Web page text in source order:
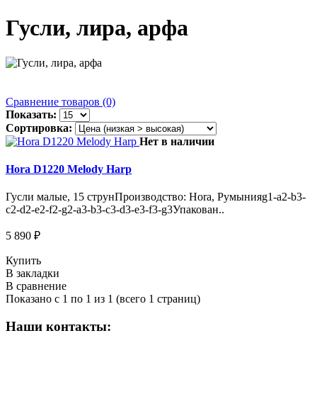
Гусли, лира, арфа
Сравнение товаров (0)
Показать:
Сортировка:
Нет в наличии
Hora D1220 Melody Harp
Гусли малые, 15 струнПроизводство: Hora, Румынияg1-a2-b3-
c2-d2-e2-f2-g2-a3-b3-c3-d3-e3-f3-g3Упакован..
5 890 ₽
Купить
В закладки
В сравнение
Показано с 1 по 1 из 1 (всего 1 страниц)
Наши контакты: